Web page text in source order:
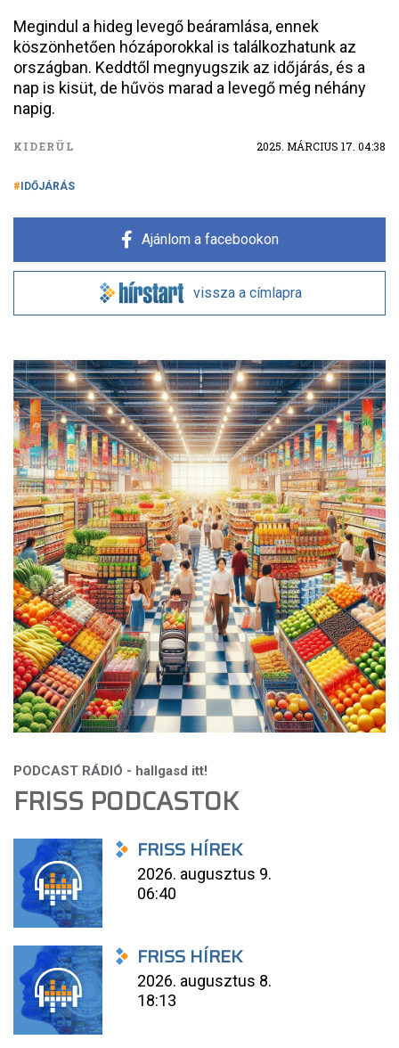
Megindul a hideg levegő beáramlása, ennek
köszönhetően hózáporokkal is találkozhatunk az
országban. Keddtől megnyugszik az időjárás, és a
nap is kisüt, de hűvös marad a levegő még néhány
napig.
KIDERÜL 2025. MÁRCIUS 17. 04:38
IDŐJÁRÁS
Ajánlom a facebookon
vissza a címlapra
FRISS PODCASTOK
FRISS HÍREK
2026. augusztus 9.
06:40
FRISS HÍREK
2026. augusztus 8.
18:13